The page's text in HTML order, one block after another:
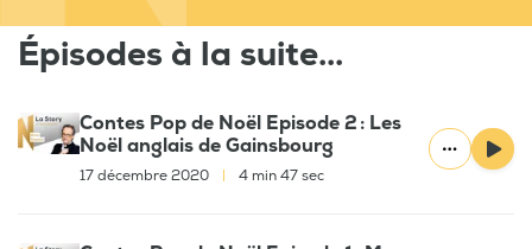
Épisodes à la suite...
Contes Pop de Noël Episode 2 : Les
Noël anglais de Gainsbourg
17 décembre 2020 4 min 47 sec